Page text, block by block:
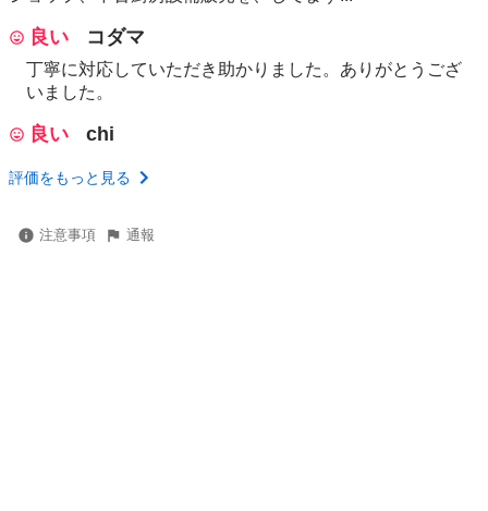
良い コダマ
丁寧に対応していただき助かりました。ありがとうござ
いました。
良い chi
評価をもっと見る
注意事項 通報